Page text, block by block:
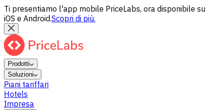
Ti presentiamo l'app mobile PriceLabs, ora disponibile su
iOS e Android.Scopri di più.
Prodotti
Soluzioni
Piani tariffari
Hotels
Impresa